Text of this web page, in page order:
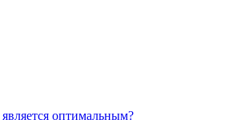
оптимальным?